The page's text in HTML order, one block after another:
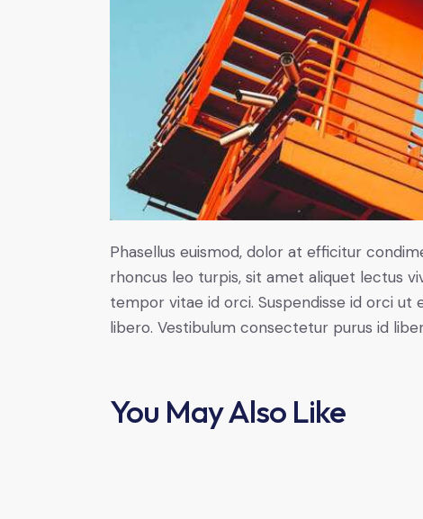
Phasellus euismod, dolor at efficitur
rhoncus leo turpis, sit amet aliquet lectus
tempor vitae id orci. Suspendisse id orci ut
libero. Vestibulum consectetur purus id
You May Also Like